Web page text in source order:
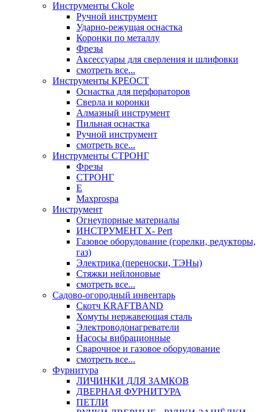
Инструменты Ckole
Ручной инструмент
Ударно‑режущая оснастка
Коронки по металлу
Фрезы
Аксессуары для сверления и шлифовки
смотреть все...
Инструменты КРЕОСТ
Оснастка для перфораторов
Сверла и коронки
Алмазный инструмент
Пильная оснастка
Ручной инструмент
смотреть все...
Инструменты СТРОНГ
Фрезы
СТРОНГ
Е
Maxprospa
Инструмент
Огнеупорные материалы
ИНСТРУМЕНТ X- Pert
Газовое оборудование (горелки, редукторы,
газ)
Электрика (переноски, ТЭНы)
Стяжки нейлоновые
смотреть все...
Садово-огородный инвентарь
Скотч KRAFTBAND
Хомуты нержавеющая сталь
Электроводонагреватели
Насосы вибрационные
Сварочное и газовое оборудование
смотреть все...
Фурнитура
ЛИЧИНКИ ДЛЯ ЗАМКОВ
ДВЕРНАЯ ФУРНИТУРА
ПЕТЛИ